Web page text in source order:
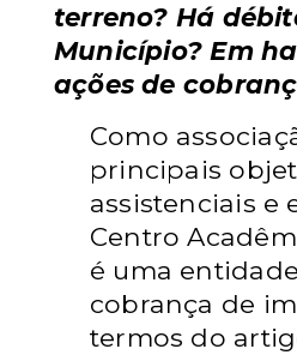
terreno? Há
Município? Em
ações de
Como
principais
assistenciais e
Centro
é uma
cobrança de
termos do